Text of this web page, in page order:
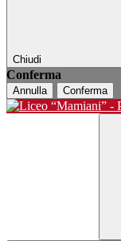
Chiudi
Conferma
Annulla Conferma